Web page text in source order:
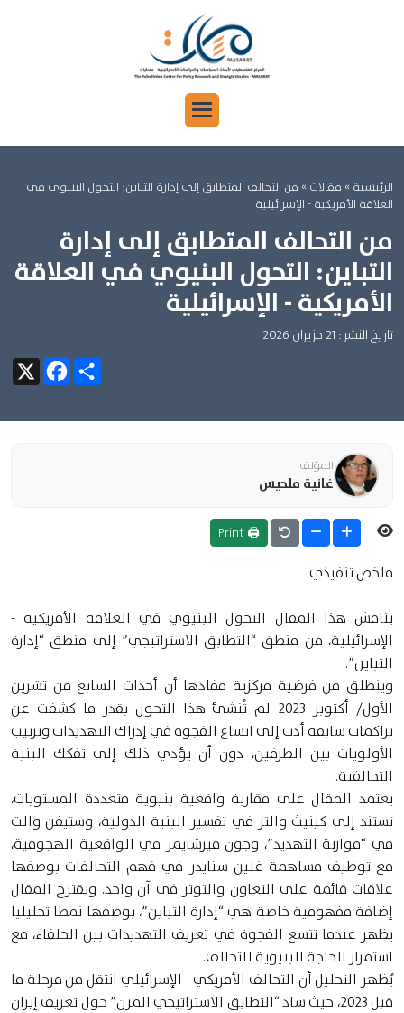
الرئيسية » مقالات » من التحالف المتطابق إلى إدارة التباين: التحول البنيوي في
العلاقة الأمريكية - الإسرائيلية
من التحالف المتطابق إلى إدارة
التباين: التحول البنيوي في العلاقة
الأمريكية - الإسرائيلية
تاريخ النشر: 21 حزيران 2026
X
FacebookShare
المؤلف
غانية ملحيس
🖨 Print
ملخص تنفيذي
يناقش هذا المقال التحول البنيوي في العلاقة الأمريكية -
الإسرائيلية، من منطق “التطابق الاستراتيجي” إلى منطق “إدارة
التباين”.
وينطلق من فرضية مركزية مفادها أن أحداث السابع من تشرين
الأول/ أكتوبر 2023 لم تُنشئ هذا التحول بقدر ما كشفت عن
تراكمات سابقة أدت إلى اتساع الفجوة في إدراك التهديدات وترتيب
الأولويات بين الطرفين، دون أن يؤدي ذلك إلى تفكك البنية
التحالفية.
يعتمد المقال على مقاربة واقعية بنيوية متعددة المستويات،
تستند إلى كينيث والتز في تفسير البنية الدولية، وستيفن والت
في “موازنة التهديد”، وجون ميرشايمر في الواقعية الهجومية،
مع توظيف مساهمة غلين سنايدر في فهم التحالفات بوصفها
علاقات قائمة على التعاون والتوتر في آن واحد. ويقترح المقال
إضافة مفهومية خاصة هي “إدارة التباين”، بوصفها نمطا تحليليا
يظهر عندما تتسع الفجوة في تعريف التهديدات بين الحلفاء، مع
استمرار الحاجة البنيوية للتحالف.
يُظهر التحليل أن التحالف الأمريكي - الإسرائيلي انتقل من مرحلة ما
قبل 2023، حيث ساد “التطابق الاستراتيجي المرن” حول تعريف إيران